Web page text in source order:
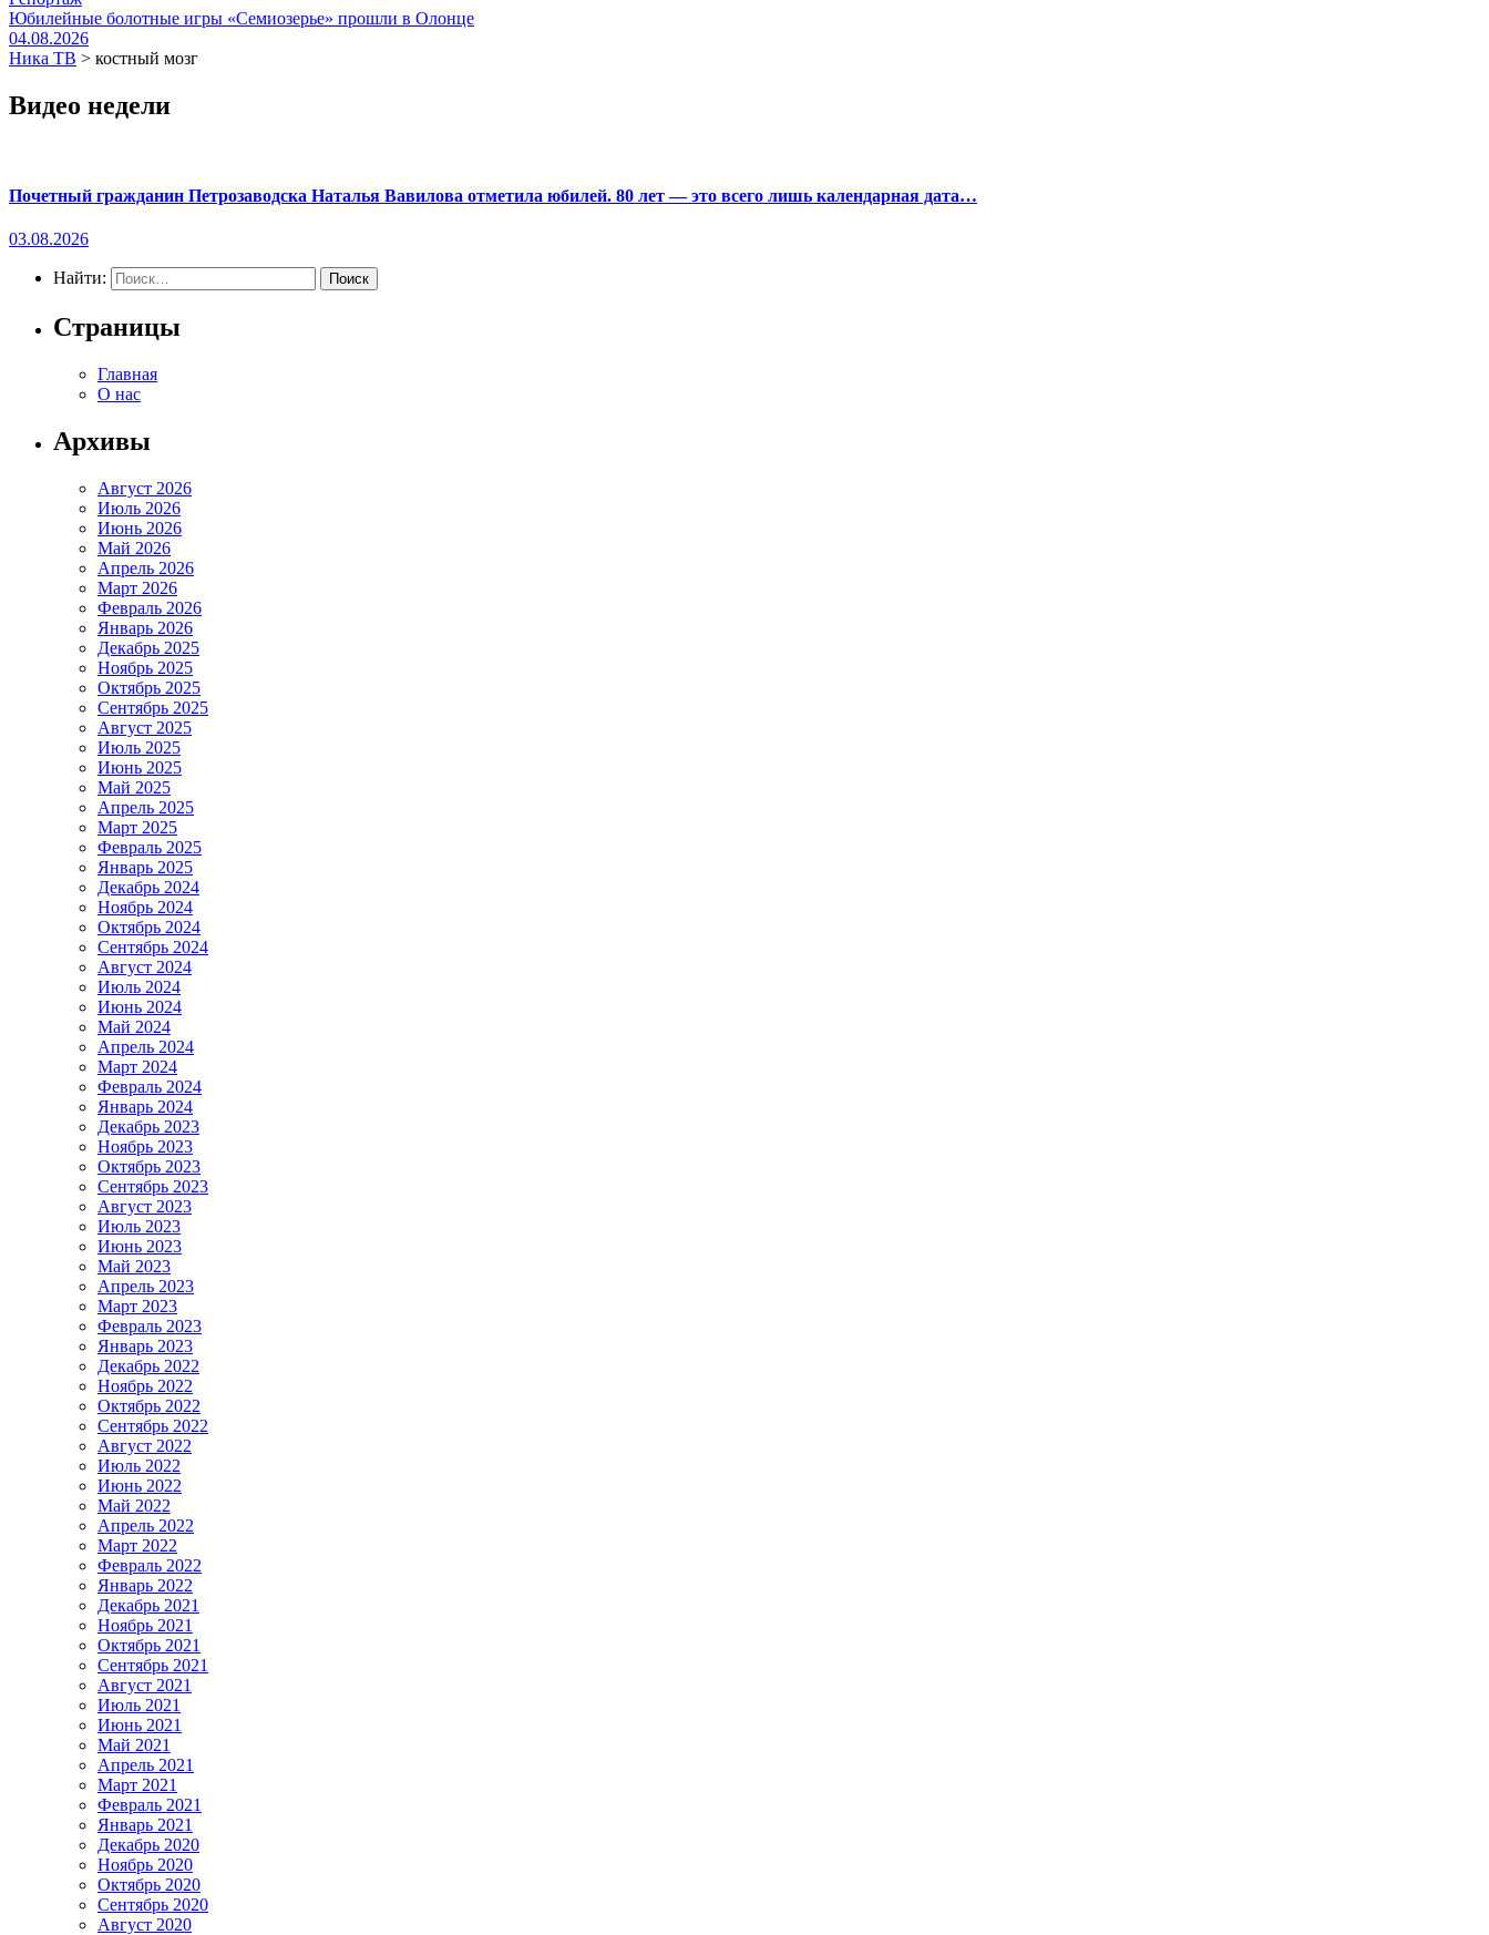
Юбилейные болотные игры «Семиозерье» прошли в Олонце
04.08.2026
Ника ТВ > костный мозг
Видео недели
Почетный гражданин Петрозаводска Наталья Вавилова отметила юбилей. 80 лет — это всего лишь календарная дата…
03.08.2026
Найти:
Страницы
Главная
О нас
Архивы
Август 2026
Июль 2026
Июнь 2026
Май 2026
Апрель 2026
Март 2026
Февраль 2026
Январь 2026
Декабрь 2025
Ноябрь 2025
Октябрь 2025
Сентябрь 2025
Август 2025
Июль 2025
Июнь 2025
Май 2025
Апрель 2025
Март 2025
Февраль 2025
Январь 2025
Декабрь 2024
Ноябрь 2024
Октябрь 2024
Сентябрь 2024
Август 2024
Июль 2024
Июнь 2024
Май 2024
Апрель 2024
Март 2024
Февраль 2024
Январь 2024
Декабрь 2023
Ноябрь 2023
Октябрь 2023
Сентябрь 2023
Август 2023
Июль 2023
Июнь 2023
Май 2023
Апрель 2023
Март 2023
Февраль 2023
Январь 2023
Декабрь 2022
Ноябрь 2022
Октябрь 2022
Сентябрь 2022
Август 2022
Июль 2022
Июнь 2022
Май 2022
Апрель 2022
Март 2022
Февраль 2022
Январь 2022
Декабрь 2021
Ноябрь 2021
Октябрь 2021
Сентябрь 2021
Август 2021
Июль 2021
Июнь 2021
Май 2021
Апрель 2021
Март 2021
Февраль 2021
Январь 2021
Декабрь 2020
Ноябрь 2020
Октябрь 2020
Сентябрь 2020
Август 2020